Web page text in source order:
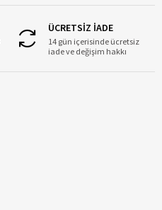
ÜCRETSİZ İADE
14 gün içerisinde ücretsiz
iade ve değişim hakkı